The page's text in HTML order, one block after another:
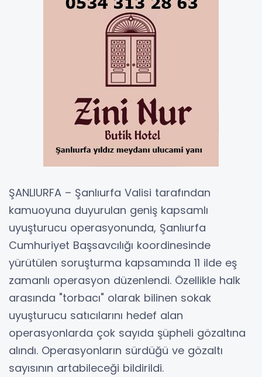
ŞANLIURFA – Şanlıurfa Valisi tarafından
kamuoyuna duyurulan geniş kapsamlı
uyuşturucu operasyonunda, Şanlıurfa
Cumhuriyet Başsavcılığı koordinesinde
yürütülen soruşturma kapsamında 11 ilde eş
zamanlı operasyon düzenlendi. Özellikle halk
arasında "torbacı" olarak bilinen sokak
uyuşturucu satıcılarını hedef alan
operasyonlarda çok sayıda şüpheli gözaltına
alındı. Operasyonların sürdüğü ve gözaltı
sayısının artabileceği bildirildi.